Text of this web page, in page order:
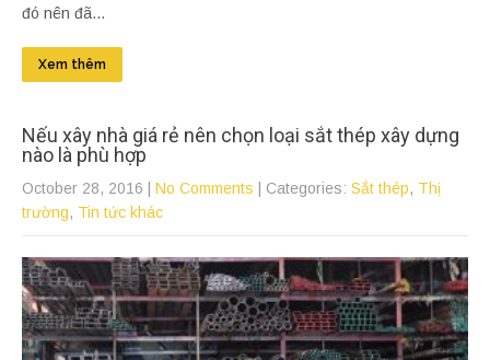
đó nên đã...
Xem thêm
Nếu xây nhà giá rẻ nên chọn loại sắt thép xây dựng
nào là phù hợp
October 28, 2016 No Comments | Categories: Sắt thép, Thị
trường, Tin tức khác